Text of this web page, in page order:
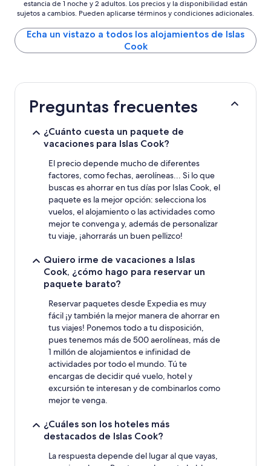
más
bajo
por
noche
encontrado
últimas
24 horas
para
2 adultos.
disponibilidad
cambios.
aplicarse
condiciones
adicionales.
estancia de 1 noche y 2 adultos. Los precios y la disponibilidad están
sujetos a cambios. Pueden aplicarse términos y condiciones adicionales.
Echa un vistazo a todos los alojamientos de Islas
Cook
Preguntas frecuentes
¿Cuánto cuesta un paquete de
vacaciones para Islas Cook?
El precio depende mucho de diferentes
factores, como fechas, aerolíneas... Si lo que
buscas es ahorrar en tus días por Islas Cook, el
paquete es la mejor opción: selecciona los
vuelos, el alojamiento o las actividades como
mejor te convenga y, además de personalizar
tu viaje, ¡ahorrarás un buen pellizco!
Quiero irme de vacaciones a Islas
Cook, ¿cómo hago para reservar un
paquete barato?
Reservar paquetes desde Expedia es muy
fácil ¡y también la mejor manera de ahorrar en
tus viajes! Ponemos todo a tu disposición,
pues tenemos más de 500 aerolíneas, más de
1 millón de alojamientos e infinidad de
actividades por todo el mundo. Tú te
encargas de decidir qué vuelo, hotel y
excursión te interesan y de combinarlos como
mejor te venga.
¿Cuáles son los hoteles más
destacados de Islas Cook?
La respuesta depende del lugar al que vayas,